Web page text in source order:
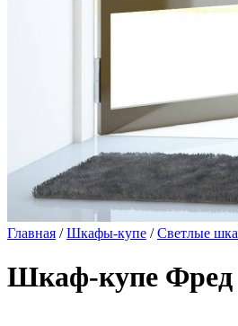
Главная /Шкафы-купе /Светлые
Шкаф-купе Фред